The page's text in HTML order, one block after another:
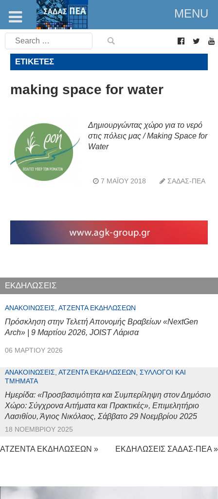
MENU
Search
for:
ΕΤΙΚΈΤΕΣ
making space for water
Δημιουργώντας χώρο για το νερό
στις πόλεις μας / Making Space for
Water
7 ΜΑΪ́ΟΥ 2018 ΣΑΔΑΣ-ΠΕΑ
ΕΚΔΗΛΩΣΕΙΣ
ΑΝΑΚΟΙΝΏΣΕΙΣ, ΑΤΖΈΝΤΑ ΕΚΔΗΛΏΣΕΩΝ
Πρόσκληση στην Τελετή Απονομής Βραβείων «NextGen
Arch» | 9 Μαρτίου 2026, JOIST Λάρισα
06 ΜΑΡΤΊΟΥ 2026
ΑΝΑΚΟΙΝΏΣΕΙΣ, ΑΤΖΈΝΤΑ ΕΚΔΗΛΏΣΕΩΝ, ΣΎΛΛΟΓΟΙ ΚΑΙ
ΤΜΉΜΑΤΑ
Ημερίδα: «Προσβασιμότητα και Συμπερίληψη στον Δημόσιο
Χώρο: Σύγχρονα Αιτήματα και Πρακτικές», Επιμελητήριο
Λασιθίου, Άγιος Νικόλαος, Σάββατο 29 Νοεμβρίου 2025
18 ΝΟΕΜΒΡΊΟΥ 2025
ΑΤΖΕΝΤΑ ΕΚΔΗΛΩΣΕΩΝ » ΕΚΔΗΛΩΣΕΙΣ ΣΑΔΑΣ-ΠΕΑ »